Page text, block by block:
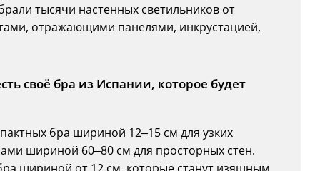
тысячи настенных светильников от
отражающими панелями, инкрустацией,
своё бра из Испании, которое будет
бра шириной 12–15 см для узких
шириной 60–80 см для просторных стен.